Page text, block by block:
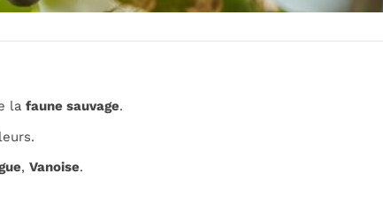
la faune sauvage.
, Vanoise.